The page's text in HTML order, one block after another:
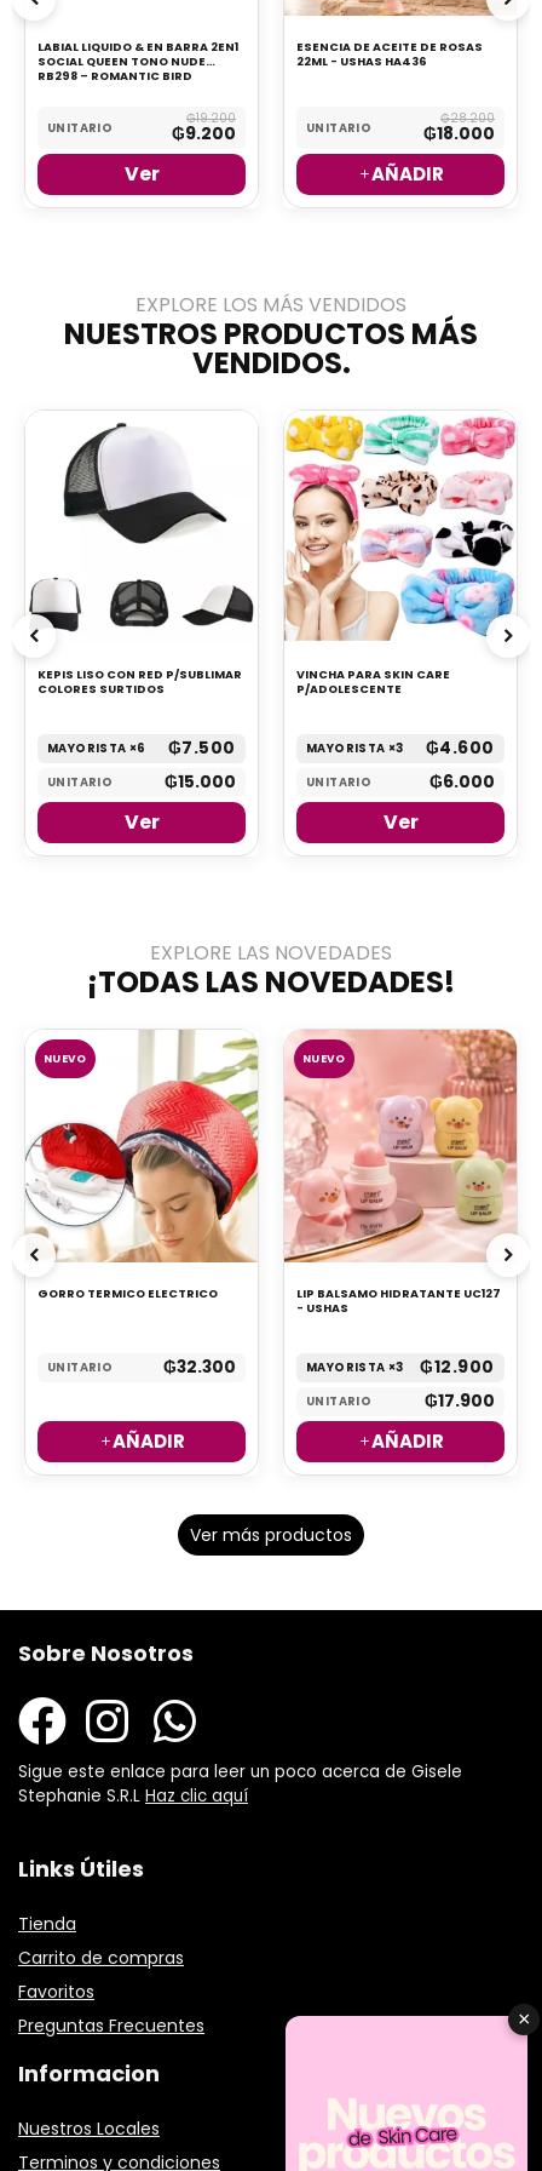
LABIAL LIQUIDO & EN BARRA 2EN1
SOCIAL QUEEN TONO NUDE
RB298 – ROMANTIC BIRD
UNITARIO
₲19.200
₲9.200
Ver
ESENCIA DE ACEITE DE ROSAS
22ML - USHAS HA436
UNITARIO
₲28.200
₲18.000
AÑADIR
EXPLORE LOS MÁS VENDIDOS​
NUESTROS PRODUCTOS MÁS
VENDIDOS.
KEPIS LISO CON RED P/SUBLIMAR
COLORES SURTIDOS
MAYORISTA ×6 ₲7.500
UNITARIO ₲15.000
Ver
VINCHA PARA SKIN CARE
P/ADOLESCENTE
MAYORISTA ×3 ₲4.600
UNITARIO ₲6.000
Ver
EXPLORE LAS NOVEDADES
¡TODAS LAS NOVEDADES!
NUEVO
GORRO TERMICO ELECTRICO
UNITARIO ₲32.300
AÑADIR
NUEVO
LIP BALSAMO HIDRATANTE UC127
- USHAS
MAYORISTA ×3 ₲12.900
UNITARIO ₲17.900
AÑADIR
Ver más productos
Sobre Nosotros
Sigue este enlace para leer un poco acerca de Gisele
Stephanie S.R.L Haz clic aquí
Links Útiles
Tienda
Carrito de compras
Favoritos
Preguntas Frecuentes
Informacion
Nuestros Locales
Terminos y condiciones
×